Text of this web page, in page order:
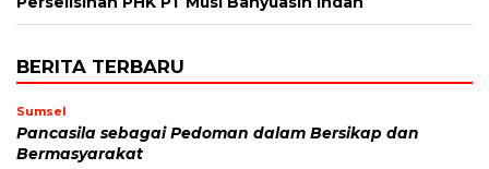
BERITA TERBARU
Sumsel
Pancasila sebagai Pedoman dalam Bersikap dan
Bermasyarakat